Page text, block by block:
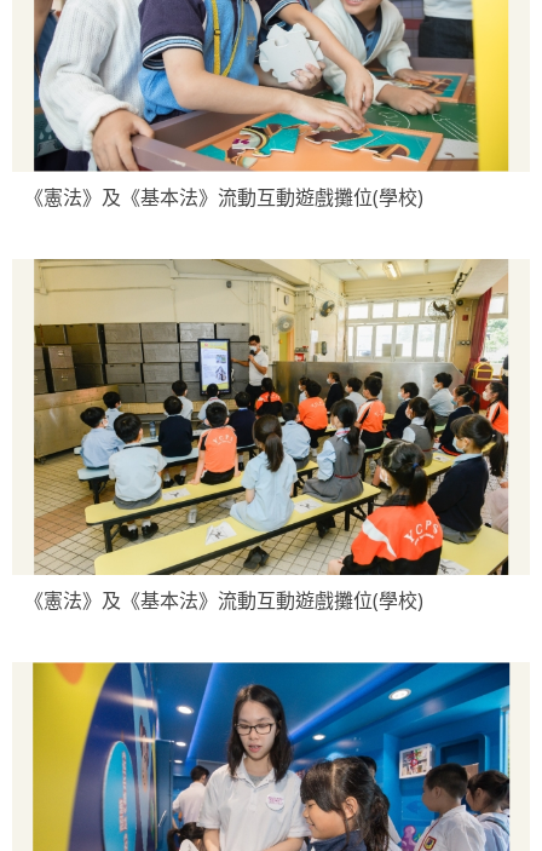
《憲法》及《基本法》流動互動遊戲攤位(學校)
《憲法》及《基本法》流動互動遊戲攤位(學校)